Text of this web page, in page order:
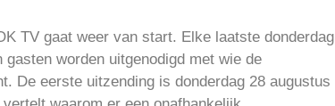
TV gaat weer van start. Elke laatste donderdag
worden uitgenodigd met wie de
De eerste uitzending is donderdag 28 augustus